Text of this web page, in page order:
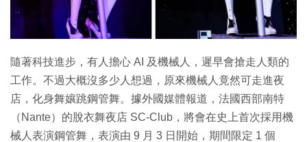
隨著科技進步，有人擔心 AI 及機械人，遲早會搶走人類的
工作。不過大概沒多少人想過，原來機械人竟然可走進夜
店，化身舞孃跳鋼管舞。據外國媒體報道，法國西部南特
（Nante）的脫衣舞夜店 SC-Club，將會在史上首次採用機
械人表演鋼管舞，表演由 9 月 3 日開始，期間限定 1 個